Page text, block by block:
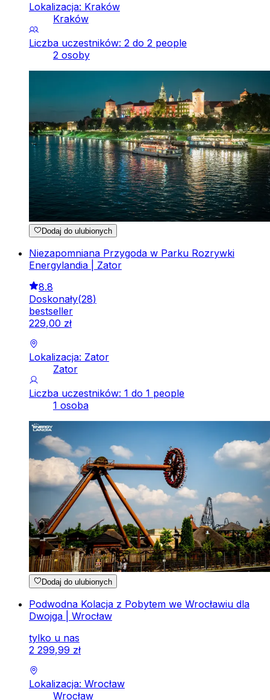
Lokalizacja: Kraków
Kraków
Liczba uczestników: 2 do 2 people
2 osoby
Dodaj do ulubionych
Niezapomniana Przygoda w Parku Rozrywki
Energylandia | Zator
8.8
Doskonały(28)
bestseller
229,00 zł
Lokalizacja: Zator
Zator
Liczba uczestników: 1 do 1 people
1 osoba
Dodaj do ulubionych
Podwodna Kolacja z Pobytem we Wrocławiu dla
Dwojga | Wrocław
tylko u nas
2 299,99 zł
Lokalizacja: Wrocław
Wrocław